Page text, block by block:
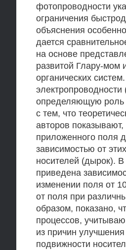
фотопроводности
ограничения
объяснения
дается
на основе
развитой Глару-мом
органических
определяющую роль
с тем, что
авторов
приложенного поля
зависимостью от
носителей (дырок).
приведена
изменении поля от
от поля при
образом, показано,
процессов,
из причин
подвижности